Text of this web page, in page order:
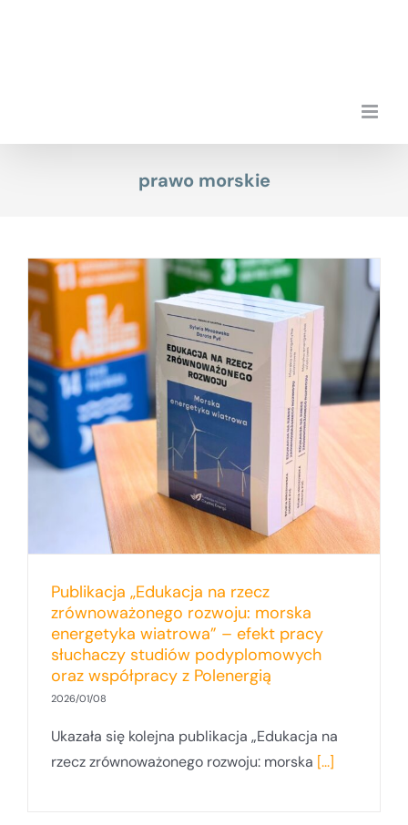
prawo morskie
Publikacja „Edukacja na rzecz
zrównoważonego rozwoju: morska
energetyka wiatrowa” – efekt pracy
słuchaczy studiów podyplomowych
oraz współpracy z Polenergią
2026/01/08
Ukazała się kolejna publikacja „Edukacja na
rzecz zrównoważonego rozwoju: morska [...]